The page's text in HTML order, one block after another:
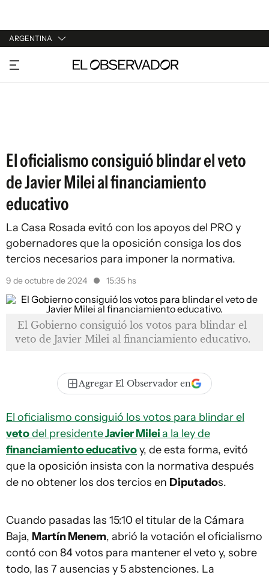
ARGENTINA
URUGUAY
ARGENTINA
El oficialismo consiguió blindar el veto
de Javier Milei al financiamiento
educativo
La Casa Rosada evitó con los apoyos del PRO y
gobernadores que la oposición consiga los dos
tercios necesarios para imponer la normativa.
9 de octubre de 2024 15:35 hs
El Gobierno consiguió los votos para blindar el
veto de Javier Milei al financiamiento educativo.
Agregar El Observador en
El oficialismo consiguió los votos para blindar el
vetodel presidenteJavier Mileia la ley de
financiamiento educativoy, de esta forma, evitó
que la oposición insista con la normativa después
de no obtener los dos tercios en Diputados.
Cuando pasadas las 15:10 el titular de la Cámara
Baja, Martín Menem, abrió la votación el oficialismo
contó con 84 votos para mantener el veto y, sobre
todo, las 7 ausencias y 5 abstenciones. La